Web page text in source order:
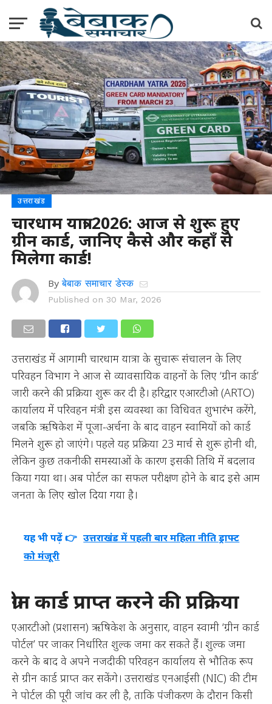
उत्तराखंड
चारधाम यात्रा 2026: आज से शुरू हुए
ग्रीन कार्ड, जानिए कैसे और कहाँ से
मिलेगा कार्ड!
By बेबाक समाचार डेस्क
Published on 30 Mar, 2026
उत्तराखंड में आगामी चारधाम यात्रा के सुचारू संचालन के लिए
परिवहन विभाग ने आज से व्यावसायिक वाहनों के लिए ‘ग्रीन कार्ड’
जारी करने की प्रक्रिया शुरू कर दी है। हरिद्वार एआरटीओ (ARTO)
कार्यालय में परिवहन मंत्री इस व्यवस्था का विधिवत शुभारंभ करेंगे,
जबकि ऋषिकेश में पूजा-अर्चना के बाद वाहन स्वामियों को कार्ड
मिलने शुरू हो जाएंगे। पहले यह प्रक्रिया 23 मार्च से शुरू होनी थी,
लेकिन कुछ तकनीकी समस्याओं के कारण इसकी तिथि में बदलाव
किया गया था। अब पोर्टल का सफल परीक्षण होने के बाद इसे आम
जनता के लिए खोल दिया गया है।
यह भी पढ़ें 👉 उत्तराखंड में पहली बार महिला नीति ड्राफ्ट
को मंजूरी
ग्रीन कार्ड प्राप्त करने की प्रक्रिया
एआरटीओ (प्रशासन) ऋषिकेश के अनुसार, वाहन स्वामी ‘ग्रीन कार्ड
पोर्टल’ पर जाकर निर्धारित शुल्क जमा कर सकते हैं। शुल्क जमा
करने के बाद वे अपने नजदीकी परिवहन कार्यालय से भौतिक रूप
से ग्रीन कार्ड प्राप्त कर सकेंगे। उत्तराखंड एनआईसी (NIC) की टीम
ने पोर्टल की पूरी जांच कर ली है, ताकि पंजीकरण के दौरान किसी